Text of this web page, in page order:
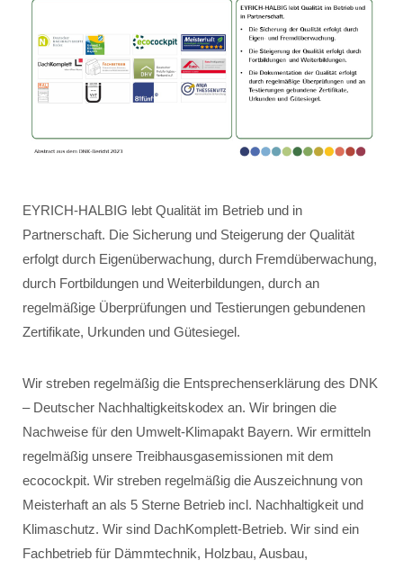
EYRICH-HALBIG lebt Qualität im Betrieb und in
Partnerschaft. Die Sicherung und Steigerung der Qualität
erfolgt durch Eigenüberwachung, durch Fremdüberwachung,
durch Fortbildungen und Weiterbildungen, durch an
regelmäßige Überprüfungen und Testierungen gebundenen
Zertifikate, Urkunden und Gütesiegel.
Wir streben regelmäßig die Entsprechenserklärung des DNK
– Deutscher Nachhaltigkeitskodex an. Wir bringen die
Nachweise für den Umwelt-Klimapakt Bayern. Wir ermitteln
regelmäßig unsere Treibhausgasemissionen mit dem
ecocockpit. Wir streben regelmäßig die Auszeichnung von
Meisterhaft an als 5 Sterne Betrieb incl. Nachhaltigkeit und
Klimaschutz. Wir sind DachKomplett-Betrieb. Wir sind ein
Fachbetrieb für Dämmtechnik, Holzbau, Ausbau,